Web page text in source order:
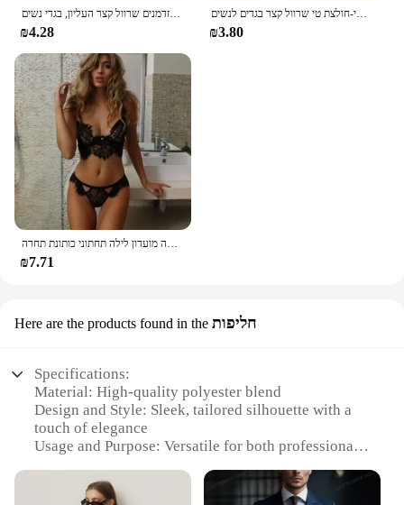
חולצת טריקו הדפס יבול חדש, חולצת גברים מזדמנים שרוול קצר העליון, בגדי נשים
₪4.28
חולצת אופנה צ 'רי הדפסה נשים חולצות טי-הצוואר חולצת טי טי טי טי טי-חולצת טי שרוול קצר בגדים לנשים
₪3.80
הלבשה תחתונה נשים שקוף חזייה סקסי ארוטי סט רך ללא משענת פיג 'מה חצאית מפתה מועדון לילה תחתוני כותונת תחרה
₪7.71
Here are the products found in the חליפות
Specifications:
Material: High-quality polyester blend
Design and Style: Sleek, tailored silhouette with a
touch of elegance
Usage and Purpose: Versatile for both professional
Applicable Environment: Suitable for various
occasions, from office meetings to social gatherings